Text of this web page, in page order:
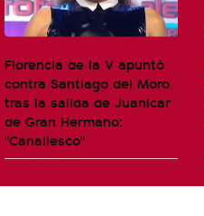
Florencia de la V apuntó
contra Santiago del Moro
tras la salida de Juanicar
de Gran Hermano:
"Canallesco"